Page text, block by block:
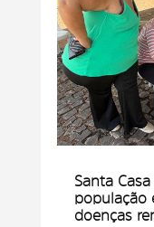
Santa
população
doenças